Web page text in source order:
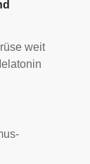
weit